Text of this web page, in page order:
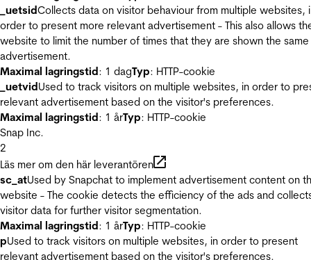
_uetsidCollects data on visitor behaviour from multiple websites,
order to present more relevant advertisement - This also allows
website to limit the number of times that they are shown the same
advertisement.
Maximal lagringstid: 1 dagTyp: HTTP-cookie
_uetvidUsed to track visitors on multiple websites, in order to
relevant advertisement based on the visitor's preferences.
Maximal lagringstid: 1 årTyp: HTTP-cookie
Snap Inc.
2
Läs mer om den här leverantören
sc_atUsed by Snapchat to implement advertisement content on
website - The cookie detects the efficiency of the ads and
visitor data for further visitor segmentation.
Maximal lagringstid: 1 årTyp: HTTP-cookie
pUsed to track visitors on multiple websites, in order to present
relevant advertisement based on the visitor's preferences.